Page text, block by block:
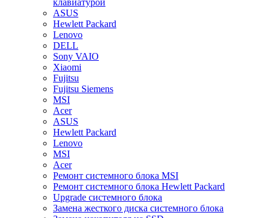
клавиатурой
ASUS
Hewlett Packard
Lenovo
DELL
Sony VAIO
Xiaomi
Fujitsu
Fujitsu Siemens
MSI
Acer
ASUS
Hewlett Packard
Lenovo
MSI
Acer
Ремонт системного блока MSI
Ремонт системного блока Hewlett Packard
Upgrade системного блока
Замена жесткого диска системного блока